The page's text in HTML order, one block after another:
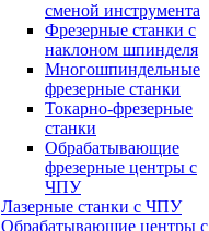
сменой инструмента
Фрезерные станки с
наклоном шпинделя
Многошпиндельные
фрезерные станки
Токарно-фрезерные
станки
Обрабатывающие
фрезерные центры с
ЧПУ
Лазерные станки с ЧПУ
Обрабатывающие центры с